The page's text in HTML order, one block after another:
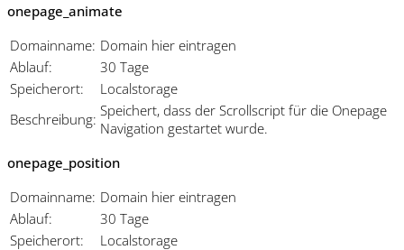
onepage_animate
Domainname: Domain hier eintragen
Ablauf:
30 Tage
Speicherort:
Localstorage
Beschreibung: Speichert, dass der Scrollscript für die Onepage
Navigation gestartet wurde.
onepage_position
Domainname: Domain hier eintragen
Ablauf:
30 Tage
Speicherort:
Localstorage